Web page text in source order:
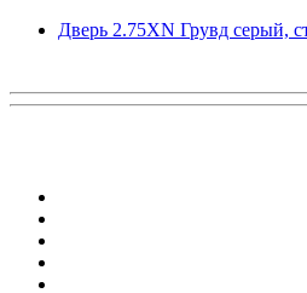
Дверь 2.75ХN Грувд серый,